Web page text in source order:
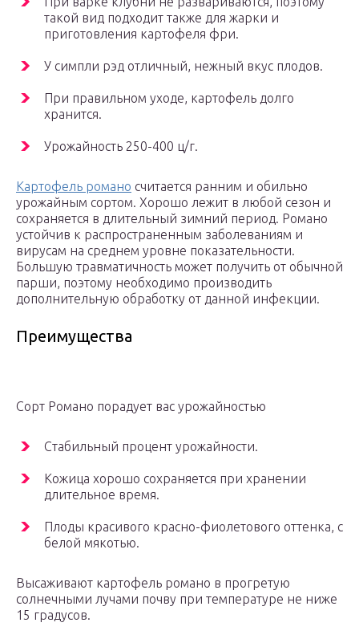
такой вид подходит также для жарки и
приготовления картофеля фри.
У симпли рэд отличный, нежный вкус плодов.
При правильном уходе, картофель долго
хранится.
Урожайность 250-400 ц/г.
Картофель романо считается ранним и обильно
урожайным сортом. Хорошо лежит в любой сезон и
сохраняется в длительный зимний период. Романо
устойчив к распространенным заболеваниям и
вирусам на среднем уровне показательности.
Большую травматичность может получить от обычной
парши, поэтому необходимо производить
дополнительную обработку от данной инфекции.
Преимущества
Сорт Романо порадует вас урожайностью
Стабильный процент урожайности.
Кожица хорошо сохраняется при хранении
длительное время.
Плоды красивого красно-фиолетового оттенка, с
белой мякотью.
Высаживают картофель романо в прогретую
солнечными лучами почву при температуре не ниже
15 градусов.